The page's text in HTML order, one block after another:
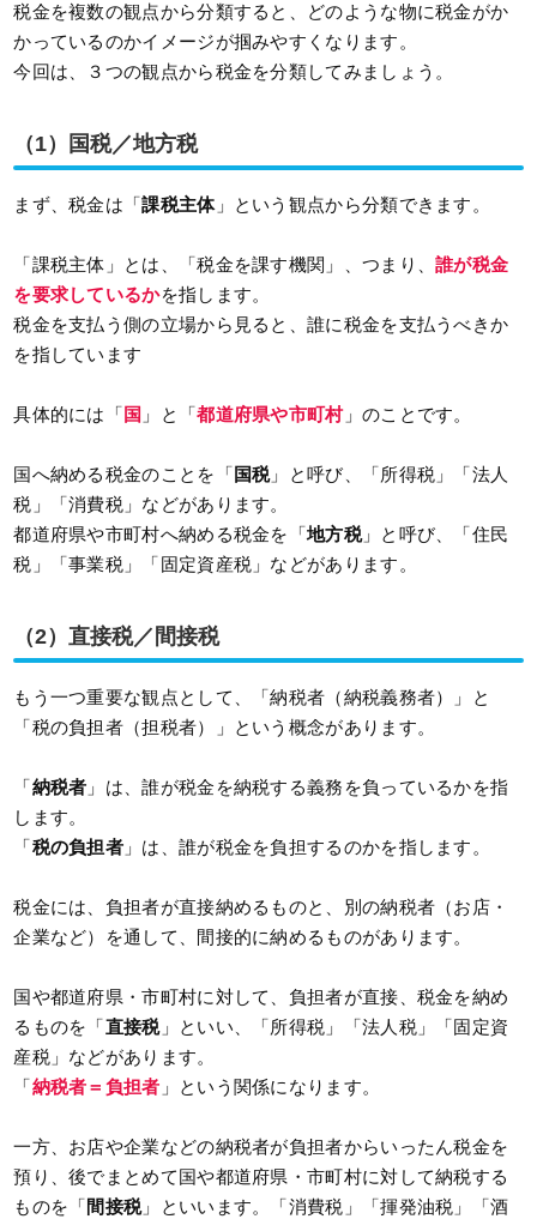
税金を複数の観点から分類すると、どのような物に税金がか
かっているのかイメージが掴みやすくなります。
今回は、３つの観点から税金を分類してみましょう。
（1）国税／地方税
まず、税金は「課税主体」という観点から分類できます。
「課税主体」とは、「税金を課す機関」、つまり、誰が税金
を要求しているかを指します。
税金を支払う側の立場から見ると、誰に税金を支払うべきか
を指しています
具体的には「国 」と「都道府県や市町村」のことです。
国へ納める税金のことを「国税」と呼び、「所得税」「法人
税」「消費税」などがあります。
都道府県や市町村へ納める税金を「地方税」と呼び、「住民
税」「事業税」「固定資産税」などがあります。
（2）直接税／間接税
もう一つ重要な観点として、「納税者（納税義務者）」と
「税の負担者（担税者）」という概念があります。
「納税者 」は、誰が税金を納税する義務を負っているかを指
します。
「税の負担者 」は、誰が税金を負担するのかを指します。
税金には、負担者が直接納めるものと、別の納税者（お店・
企業など）を通して、間接的に納めるものがあります。
国や都道府県・市町村に対して、負担者が直接、税金を納め
るものを「直接税」といい、「所得税」「法人税」「固定資
産税」などがあります。
「納税者＝負担者 」という関係になります。
一方、お店や企業などの納税者が負担者からいったん税金を
預り、後でまとめて国や都道府県・市町村に対して納税する
ものを「間接税」といいます。「消費税」「揮発油税」「酒